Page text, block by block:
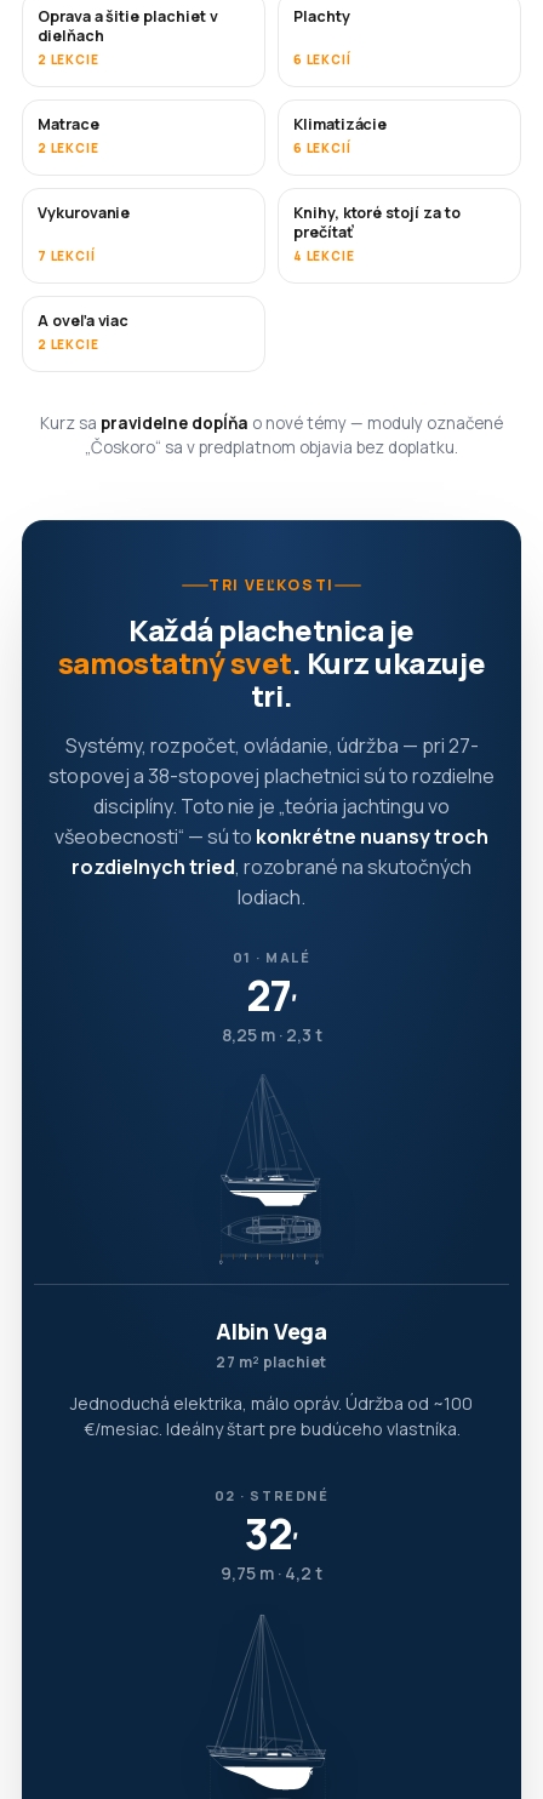
ČOSKORO
Oprava a šitie plachiet v
dielňach
2 LEKCIE
Plachty
6 LEKCIÍ
Matrace
2 LEKCIE
ČOSKORO
Klimatizácie
6 LEKCIÍ
ČOSKORO
Vykurovanie
7 LEKCIÍ
ČOSKORO
Knihy, ktoré stojí za to
prečítať
4 LEKCIE
ČOSKORO
A oveľa viac
2 LEKCIE
Kurz sa pravidelne dopĺňa o nové témy — moduly označené
„Čoskoro“ sa v predplatnom objavia bez doplatku.
TRI VEĽKOSTI
Každá plachetnica je
samostatný svet. Kurz ukazuje
tri.
Systémy, rozpočet, ovládanie, údržba — pri 27-
stopovej a 38-stopovej plachetnici sú to rozdielne
disciplíny. Toto nie je „teória jachtingu vo
všeobecnosti“ — sú to konkrétne nuansy troch
rozdielnych tried, rozobrané na skutočných
lodiach.
01 · MALÉ
27′
8,25 m · 2,3 t
Albin Vega
27 m² plachiet
Jednoduchá elektrika, málo opráv. Údržba od ~100
€/mesiac. Ideálny štart pre budúceho vlastníka.
02 · STREDNÉ
32′
9,75 m · 4,2 t